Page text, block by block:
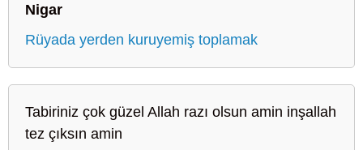
Nigar
Rüyada yerden kuruyemiş toplamak
Tabiriniz çok güzel Allah razı olsun amin inşallah
tez çıksın amin